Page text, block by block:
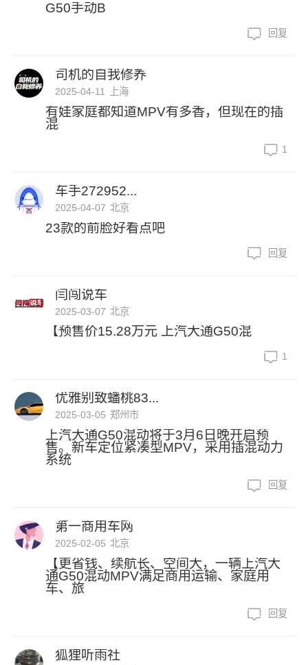
G50手动B
回复
司机的自我修养
2025-04-11 上海
有娃家庭都知道MPV有多香，但现在的插
混
1
车手272952...
2025-04-07 北京
23款的前脸好看点吧
回复
闫闯说车
2025-03-07 北京
【预售价15.28万元 上汽大通G50混
1
优雅别致蟠桃83...
2025-03-05 郑州市
上汽大通G50混动将于3月6日晚开启预
售。新车定位紧凑型MPV，采用插混动力
系统
回复
第一商用车网
2025-02-05 北京
【更省钱、续航长、空间大，一辆上汽大
通G50混动MPV满足商用运输、家庭用
车、旅
回复
狐狸听雨社